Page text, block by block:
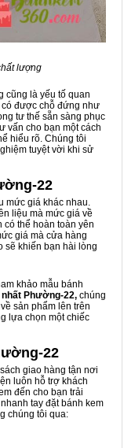
lượng
cũng là yếu tố quan
có được chỗ đứng như
tư thế sẵn sàng phục
vấn cho bạn một cách
hiểu rõ. Chúng tôi
tuyệt vời khi sử
22
mức giá khác nhau.
liệu mà mức giá về
có thể hoàn toàn yên
giá mà cửa hàng
sẽ khiến bạn hài lòng
khảo mẫu bánh
Phường-22, chúng
sản phẩm lên trên
lựa chọn một chiếc
22
giao hàng tận nơi
luôn hỗ trợ khách
đến cho bạn trải
tay đặt bánh kem
chúng tôi qua: